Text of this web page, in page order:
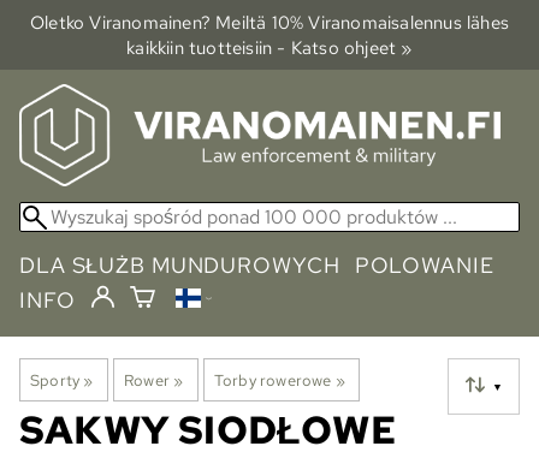
Oletko Viranomainen? Meiltä 10% Viranomais­alennus lähes
kaikkiin tuotteisiin - Katso ohjeet »
DLA SŁUŻB MUNDUROWYCH
POLOWANIE
INFO
Sporty ‪» Rower ‪» Torby rowerowe ‪» ▼
SAKWY SIODŁOWE